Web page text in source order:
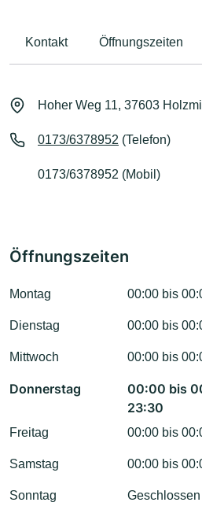
Kontakt Öffnungszeiten
Hoher Weg 11, 37603
0173/6378952 (Telefon)
0173/6378952 (Mobil)
Öffnungszeiten
Montag 00:00 bis
Dienstag 00:00 bis
Mittwoch 00:00 bis
Donnerstag
00:00 bis
23:30
Freitag 00:00 bis
Samstag 00:00 bis
Sonntag Geschlossen